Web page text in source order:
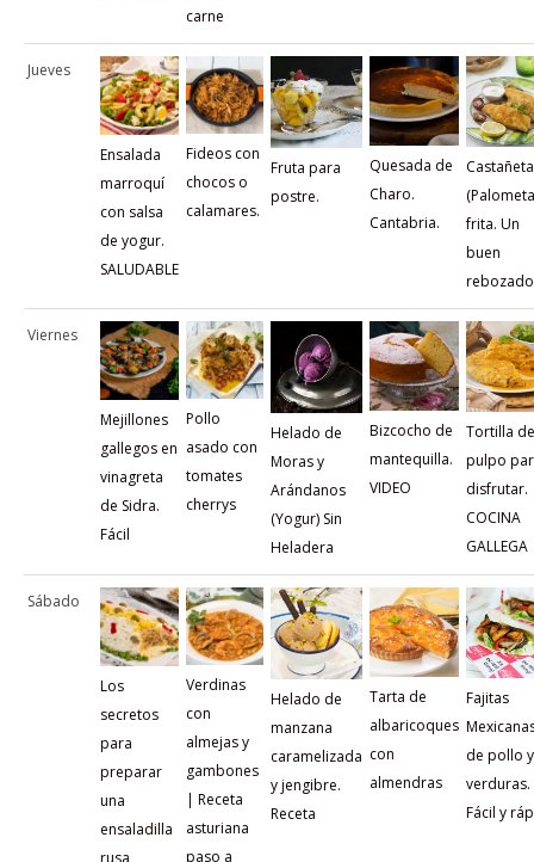
carne
Jueves
Ensalada
marroquí
con salsa
de yogur.
SALUDABLE
Fideos con
chocos o
calamares.
Fruta para
postre.
Quesada de
Charo.
Cantabria.
Castañeta
frita. Un
buen
rebozado
Viernes
Mejillones
gallegos en
vinagreta
de Sidra.
Fácil
Pollo
asado con
tomates
cherrys
Helado de
Moras y
Arándanos
(Yogur) Sin
Heladera
Bizcocho de
mantequilla.
VIDEO
Tortilla de
pulpo
disfrutar.
COCINA
GALLEGA
Sábado
Los
secretos
para
preparar
una
ensaladilla
rusa
Verdinas
con
almejas y
gambones
| Receta
asturiana
paso a
Helado de
manzana
caramelizada
y jengibre.
Receta
Tarta de
albaricoques
con
almendras
Fajitas
de pollo y
verduras.
Fácil y